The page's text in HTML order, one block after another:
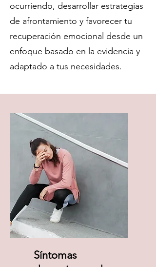
ocurriendo, desarrollar estrategias
de afrontamiento y favorecer tu
recuperación emocional desde un
enfoque basado en la evidencia y
adaptado a tus necesidades.
Síntomas